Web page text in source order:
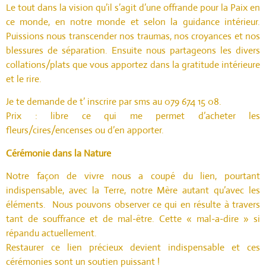
Le tout dans la vision qu’il s’agit d’une offrande pour la Paix en
ce monde, en notre monde et selon la guidance intérieur.
Puissions nous transcender nos traumas, nos croyances et nos
blessures de séparation. Ensuite nous partageons les divers
collations/plats que vous apportez dans la gratitude intérieure
et le rire.
Je te demande de t’ inscrire par sms au 079 674 15 08.
Prix : libre ce qui me permet d’acheter les
fleurs/cires/encenses ou d’en apporter.
Cérémonie dans la Nature
Notre façon de vivre nous a coupé du lien, pourtant
indispensable, avec la Terre, notre Mère autant qu’avec les
éléments. Nous pouvons observer ce qui en résulte à travers
tant de souffrance et de mal-être. Cette « mal-a-dire » si
répandu actuellement.
Restaurer ce lien précieux devient indispensable et ces
cérémonies sont un soutien puissant !